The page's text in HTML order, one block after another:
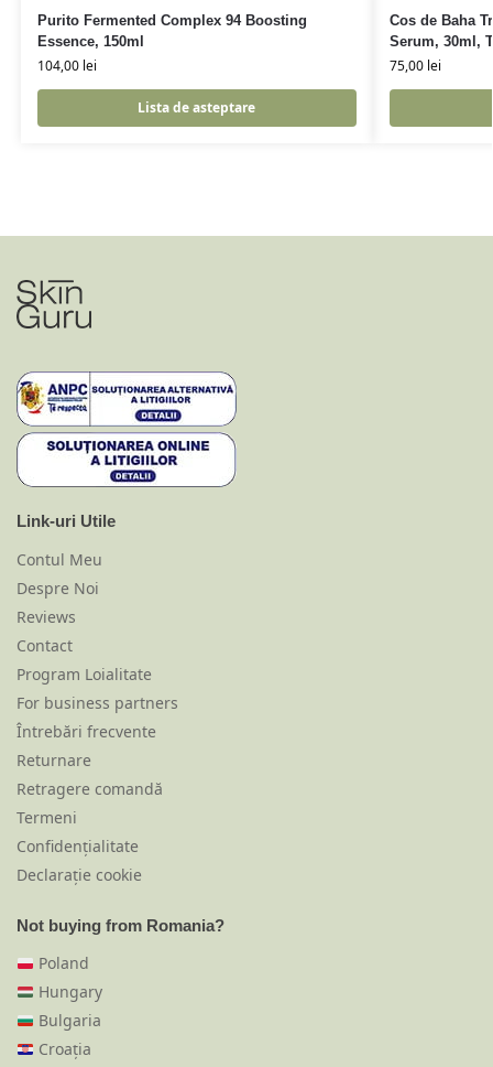
Purito Fermented Complex 94 Boosting
Essence, 150ml
104,00 lei
Lista de asteptare
Cos de Baha
Serum, 30ml,
75,00 lei
Link-uri Utile
Contul Meu
Despre Noi
Reviews
Contact
Program Loialitate
For business partners
Întrebări frecvente
Returnare
Retragere comandă
Termeni
Confidențialitate
Declarație cookie
Not buying from Romania?
Poland
Hungary
Bulgaria
Croația